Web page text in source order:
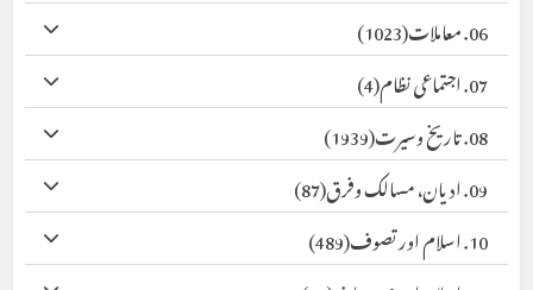
06. معاملات
(1023)
07. اجتماعی نظام
(4)
08. تاریخ وسیرت
(1939)
09. ادیان، مسالک وفرق
(87)
10. اسلام اور تصوف
(489)